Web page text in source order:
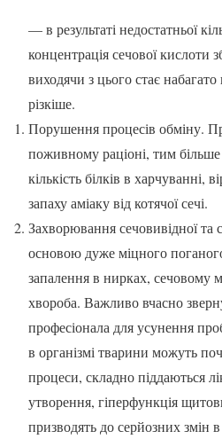
— в результаті недостатньої
концентрація сечової кислоти
виходячи з цього стає
різкіше.
Порушення процесів обміну.
поживному раціоні, тим
кількість білків в харчуванні,
запаху аміаку від котячої сечі.
Захворювання сечовивідної та
основою дуже міцного
запалення в нирках, сечовому
хвороба. Важливо вчасно
професіонала для усунення
в організмі тварини можуть
процеси, складно піддаються
утворення, гіперфункція
призводять до серйозних змін